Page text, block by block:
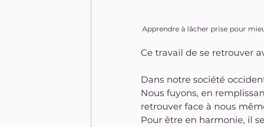
Apprendre à lâcher prise pour
Ce travail de se retrouver
Dans notre société
Nous fuyons, en
retrouver face à nous
Pour être en harmonie, il